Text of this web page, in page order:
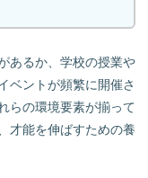
あるか、学校の授業や
ベントが頻繁に開催さ
らの環境要素が揃って
才能を伸ばすための養